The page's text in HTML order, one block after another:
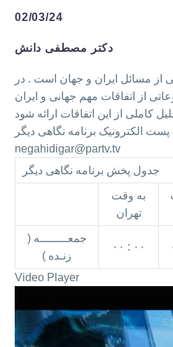
02/03/24
دکتر مصطفی دانش
از مسائل ایران و جهان است . در
از اتفاقات مهم جهانی و ایران
الکترونیک برنامه نگاهی دیگر :
negahidigar@partv.tv
جدول پخش برنامه نگاهی دیگر
به وقت
تهران
جمعــــــــه (
زنـده )
۰۰ : ۰۰
Video Player